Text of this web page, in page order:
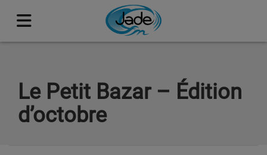
Le Petit Bazar – Édition
d’octobre